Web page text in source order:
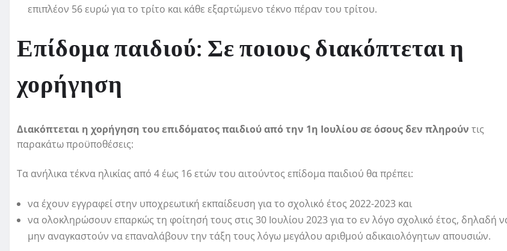
επιπλέον 56 ευρώ για το τρίτο και κάθε εξαρτώμενο τέκνο πέραν του τρίτου.
Επίδομα παιδιού: Σε ποιους διακόπτεται η
χορήγηση
Διακόπτεται η χορήγηση του επιδόματος παιδιού από την 1η Ιουλίου σε όσους δεν πληρούν τις
παρακάτω προϋποθέσεις:
Τα ανήλικα τέκνα ηλικίας από 4 έως 16 ετών του αιτούντος επίδομα παιδιού θα πρέπει:
να έχουν εγγραφεί στην υποχρεωτική εκπαίδευση για το σχολικό έτος 2022-2023 και
να ολοκληρώσουν επαρκώς τη φοίτησή τους στις 30 Ιουλίου 2023 για το εν λόγο σχολικό έτος, δηλαδή
μην αναγκαστούν να επαναλάβουν την τάξη τους λόγω μεγάλου αριθμού αδικαιολόγητων απουσιών.